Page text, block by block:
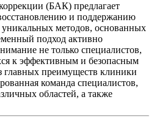
(БАК) предлагает
и поддержанию
уникальных методов, основанных
подход активно
не только специалистов,
к эффективным и безопасным
преимуществ клиники
команда специалистов,
областей, а также